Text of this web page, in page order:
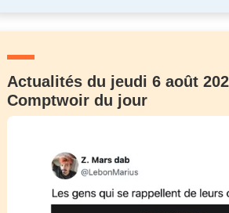
Actualités du jeudi 6 août
Comptwoir du jour